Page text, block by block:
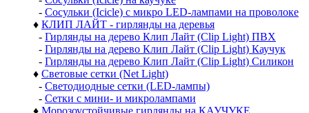
- Сосульки (Icicle) с микро LED-лампами на проволоке
♦ КЛИП ЛАЙТ - гирлянды на деревья
- Гирлянды на дерево Клип Лайт (Clip Light) ПВХ
- Гирлянды на дерево Клип Лайт (Clip Light) Каучук
- Гирлянды на дерево Клип Лайт (Clip Light) Силикон
♦ Световые сетки (Net Light)
- Светодиодные сетки (LED-лампы)
- Сетки с мини- и микролампами
♦ Морозоустойчивые гирлянды на КАУЧУКЕ